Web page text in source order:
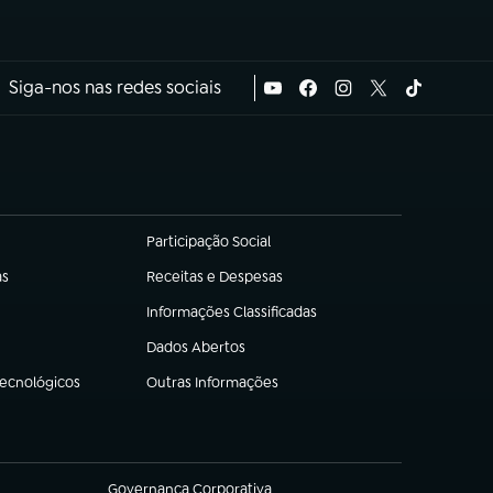
Siga-nos nas redes sociais
Participação Social
(abre em nova aba)
Receitas e Despesas
(abre em nova aba)
Informações Classificadas
(abre em nova aba)
Dados Abertos
(abre em nova aba)
Outras Informações
(abre em nova aba)
Governança Corporativa